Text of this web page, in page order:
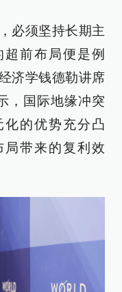
必须坚持长期主
前布局便是例
济学钱德勒讲席
，国际地缘冲突
的优势充分凸
带来的复利效